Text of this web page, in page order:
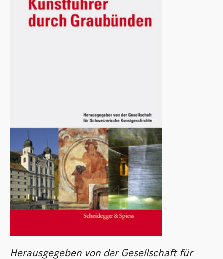
Verein
Herausgegeben von der Gesellschaft für